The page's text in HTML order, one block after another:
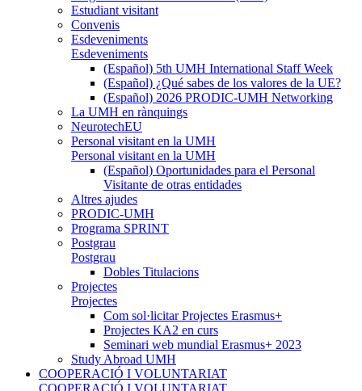
Estudiant visitant
Convenis
Esdeveniments
Esdeveniments
(Español) 5th UMH International Staff Week
(Español) ¿Qué sabes de los valores de la UE?
(Español) 2026 PRODIC-UMH Networking
La UMH en rànquings
NeurotechEU
Personal visitant en la UMH
Personal visitant en la UMH
(Español) Oportunidades para el Personal
Visitante de otras entidades
Altres ajudes
PRODIC-UMH
Programa SPRINT
Postgrau
Postgrau
Dobles Titulacions
Projectes
Projectes
Com sol·licitar Projectes Erasmus+
Projectes KA2 en curs
Seminari web mundial Erasmus+ 2023
Study Abroad UMH
COOPERACIÓ I VOLUNTARIAT
COOPERACIÓ I VOLUNTARIAT